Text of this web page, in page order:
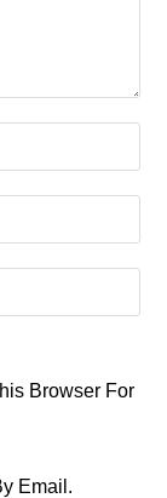
Browser For
Email.